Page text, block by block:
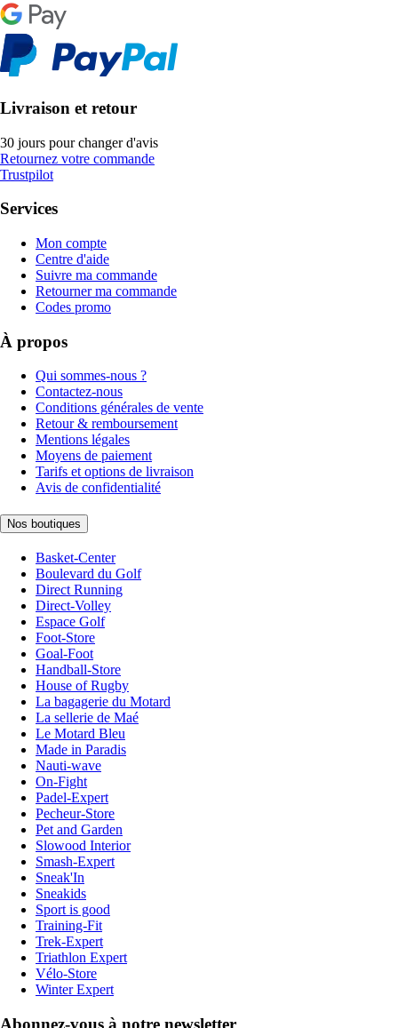
Livraison et retour
30 jours pour changer d'avis
Retournez votre commande
Trustpilot
Services
Mon compte
Centre d'aide
Suivre ma commande
Retourner ma commande
Codes promo
À propos
Qui sommes-nous ?
Contactez-nous
Conditions générales de vente
Retour & remboursement
Mentions légales
Moyens de paiement
Tarifs et options de livraison
Avis de confidentialité
Nos boutiques
Basket-Center
Boulevard du Golf
Direct Running
Direct-Volley
Espace Golf
Foot-Store
Goal-Foot
Handball-Store
House of Rugby
La bagagerie du Motard
La sellerie de Maé
Le Motard Bleu
Made in Paradis
Nauti-wave
On-Fight
Padel-Expert
Pecheur-Store
Pet and Garden
Slowood Interior
Smash-Expert
Sneak'In
Sneakids
Sport is good
Training-Fit
Trek-Expert
Triathlon Expert
Vélo-Store
Winter Expert
Abonnez-vous à notre newsletter